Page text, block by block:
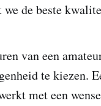
de beste
van een
te kiezen.
met een